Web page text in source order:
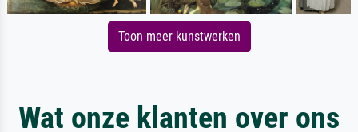
Toon meer kunstwerken
Wat onze klanten over ons